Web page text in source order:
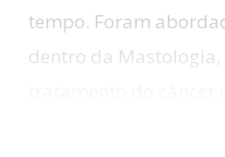
tempo. Foram
dentro da Mastologia,